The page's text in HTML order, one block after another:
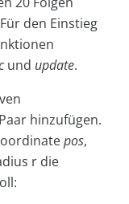
den Einstieg
und update.
hinzufügen.
pos,
r die